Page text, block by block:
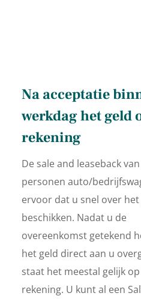
Na acceptatie
werkdag het geld
rekening
De sale and leaseback
personen auto/
ervoor dat u snel over
beschikken. Nadat u de
overeenkomst getekend
het geld direct aan u
staat het meestal gelijk
rekening. U kunt al een